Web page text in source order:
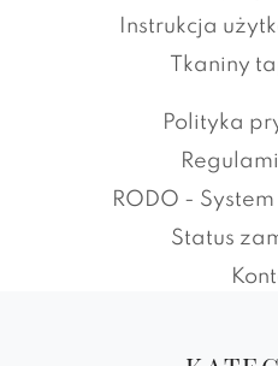
Instrukcja
Tkaniny
Polityka
RODO -
Status